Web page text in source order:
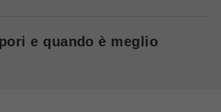
e quando è meglio